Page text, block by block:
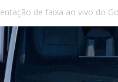
de faixa ao vivo do